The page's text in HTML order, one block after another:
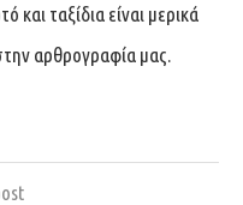
και ταξίδια είναι μερικά
αρθρογραφία μας.